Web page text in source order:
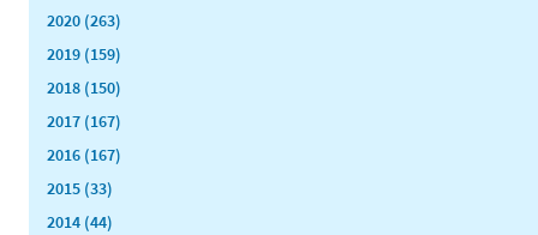
2020 (263)
2019 (159)
2018 (150)
2017 (167)
2016 (167)
2015 (33)
2014 (44)